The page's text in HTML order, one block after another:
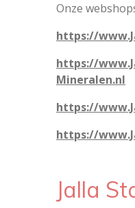
Onze
https://
https://
Mineralen.nl
https://
https://
Jalla